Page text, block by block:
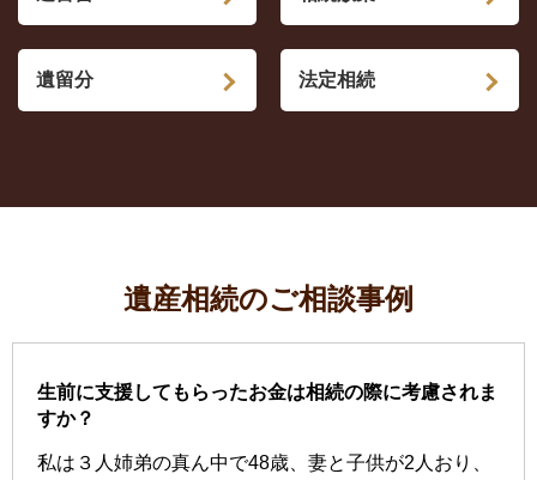
遺留分 法定相続
遺産相続のご相談事例
生前に支援してもらったお金は相続の際に考慮されま
すか？
私は３人姉弟の真ん中で48歳、妻と子供が2人おり、